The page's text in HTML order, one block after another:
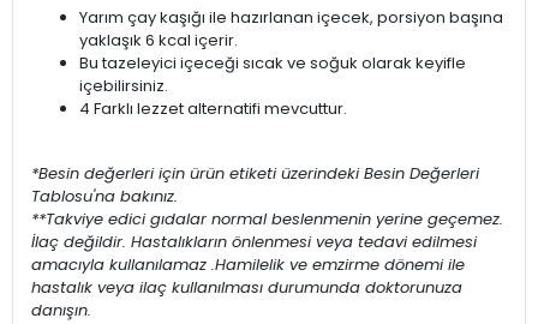
Yarım çay kaşığı ile hazırlanan içecek, porsiyon başına
yaklaşık 6 kcal içerir.
Bu tazeleyici içeceği sıcak ve soğuk olarak keyifle
içebilirsiniz.
4 Farklı lezzet alternatifi mevcuttur.
*Besin değerleri için ürün etiketi üzerindeki Besin Değerleri
Tablosu'na bakınız.
**Takviye edici gıdalar normal beslenmenin yerine geçemez.
İlaç değildir. Hastalıkların önlenmesi veya tedavi edilmesi
amacıyla kullanılamaz .Hamilelik ve emzirme dönemi ile
hastalık veya ilaç kullanılması durumunda doktorunuza
danışın.